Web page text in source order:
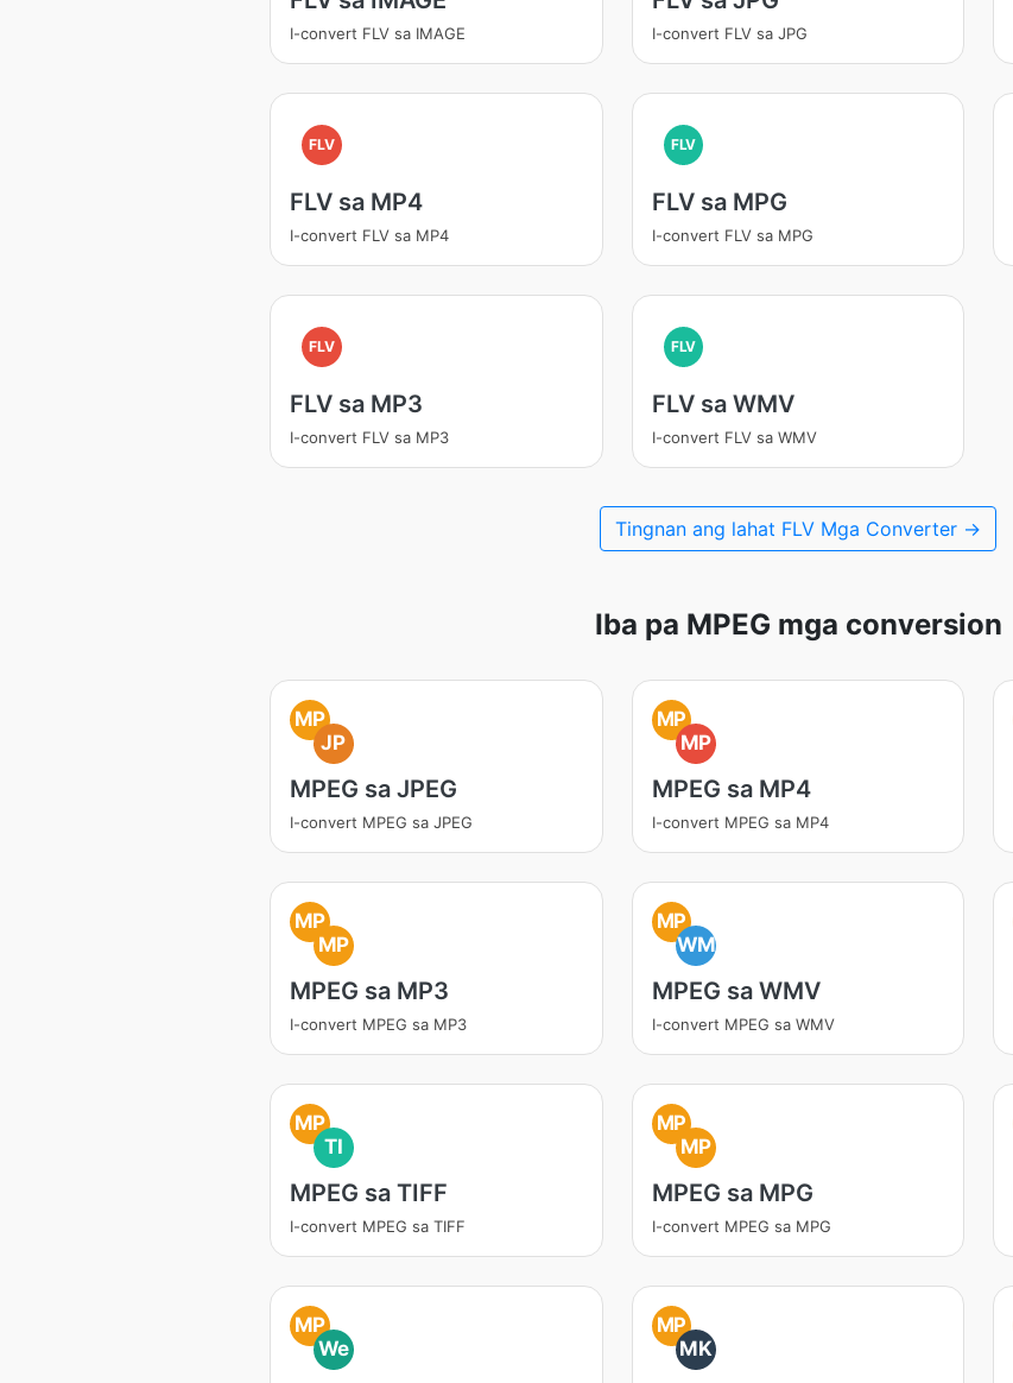
I-convert FLV sa IMAGE I-convert FLV sa JPG
FLV
FLV sa MP4
I-convert FLV sa MP4
FLV
FLV sa MPG
I-convert FLV sa MPG
FLV
FLV sa MP3
I-convert FLV sa MP3
FLV
FLV sa WMV
I-convert FLV sa WMV
Tingnan ang lahat FLV Mga Converter →
Iba pa MPEG mga conversion
MP
JP
MPEG sa JPEG
I-convert MPEG sa JPEG
MP
MP
MPEG sa MP4
I-convert MPEG sa MP4
MP
MP
MPEG sa MP3
I-convert MPEG sa MP3
MP
WM
MPEG sa WMV
I-convert MPEG sa WMV
MP
TI
MPEG sa TIFF
I-convert MPEG sa TIFF
MP
MP
MPEG sa MPG
I-convert MPEG sa MPG
MP
We
MP
MK